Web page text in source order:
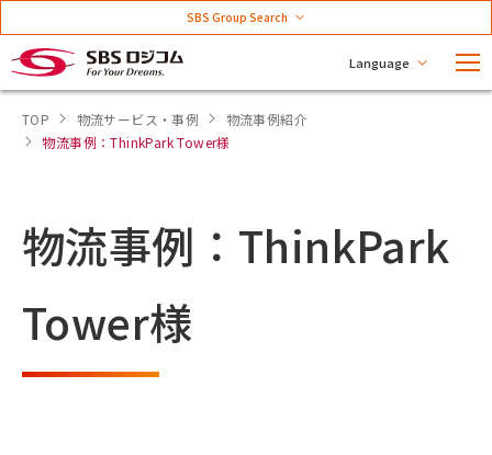
Language
SBS Group Search
TOP 物流サービス・事例
物流事例紹介
物流事例：ThinkPark Tower様
物流事例：ThinkPark
Tower様